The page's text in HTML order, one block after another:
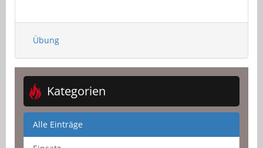
Übung
Kategorien
Alle Einträge